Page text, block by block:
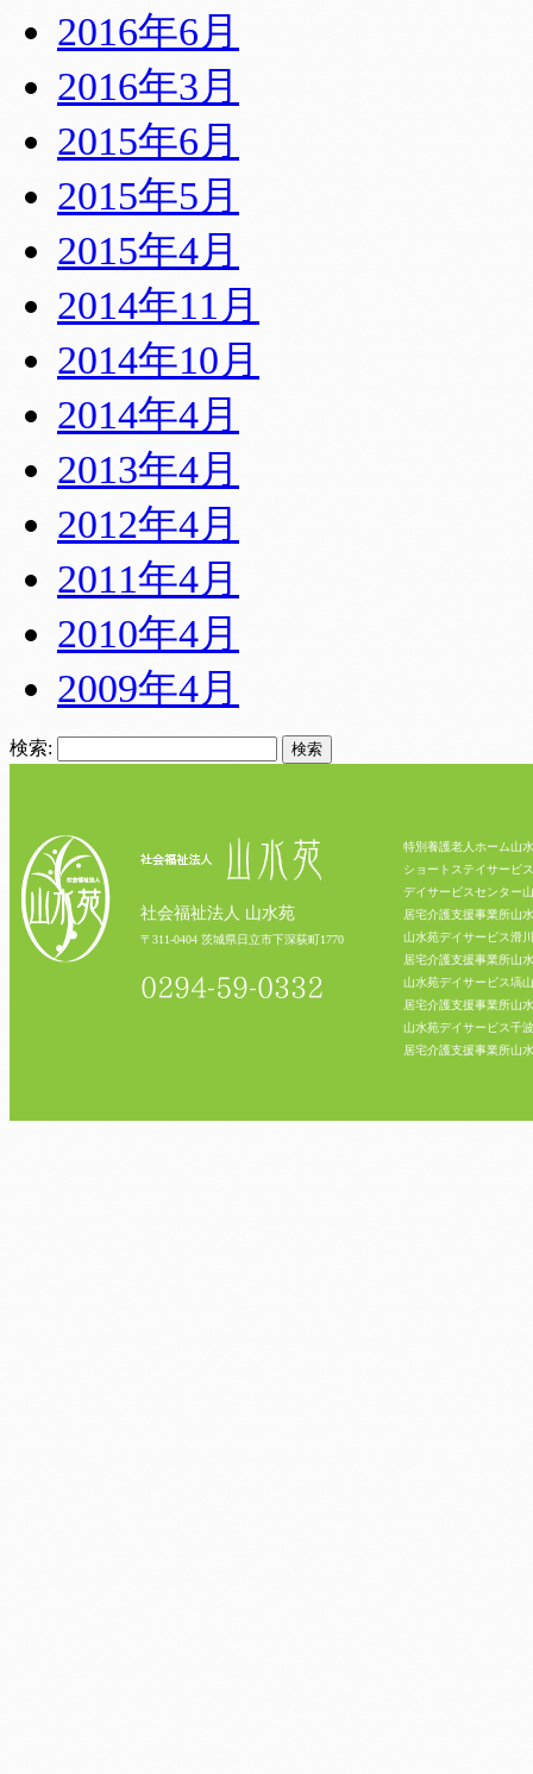
2016年6月
2016年3月
2015年6月
2015年5月
2015年4月
2014年11月
2014年10月
2014年4月
2013年4月
2012年4月
2011年4月
2010年4月
2009年4月
検索:
社会福祉法人 山水苑
〒311-0404 茨城県日立市下深荻町1770
0294-59-0332
特別養護老人ホーム山
ショートステイサービ
デイサービスセンター
居宅介護支援事業所山
山水苑デイサービス滑川
居宅介護支援事業所山
山水苑デイサービス塙山
居宅介護支援事業所山
山水苑デイサービス千波
居宅介護支援事業所山